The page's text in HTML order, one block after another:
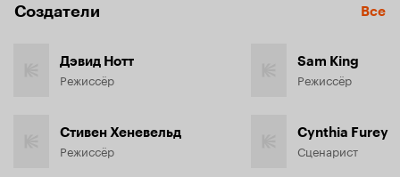
Создатели Все
Дэвид Нотт
Режиссёр
Стивен Хеневельд
Режиссёр
Sam King
Режиссёр
Cynthia Furey
Сценарист